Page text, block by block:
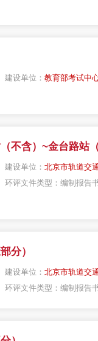
建设单位： 教育部考试中
不含）~金台路站（
建设单位： 北京市轨道交
环评文件类型： 编制报告
分）
建设单位： 北京市轨道交
环评文件类型： 编制报告